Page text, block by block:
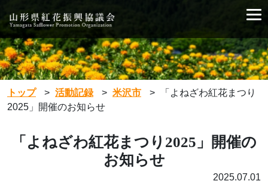
トップ > 活動記録 > 米沢市 >
「よねざわ紅花まつり
2025」開催のお知らせ
「よねざわ紅花まつり2025」開催の
お知らせ
2025.07.01